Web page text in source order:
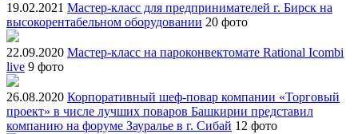
19.02.2021 Мастер-класс для предпринимателей г. Бирск на
высокорентабельном оборудовании 20 фото
22.09.2020 Мастер-класс на пароконвектомате Rational Icombi
live 9 фото
26.08.2020 Корпоративный шеф-повар компании «Торговый
проект» в числе лучших поваров Башкирии представил
компанию на форуме Зауралье в г. Сибай 12 фото